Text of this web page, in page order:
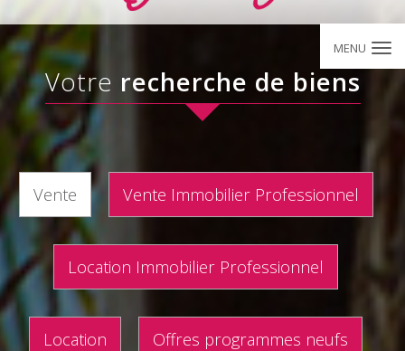
MENU
votre recherche de biens
Vente Vente Immobilier Professionnel
Location Immobilier Professionnel
Location Offres programmes neufs